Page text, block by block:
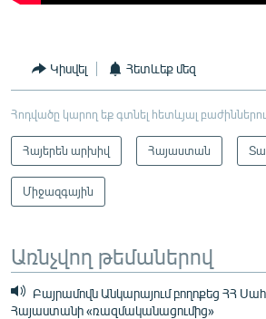
Կիսվել Հետևեք մեզ
Հոդվածը կարող եք գտնել հետևյալ
Հայերեն արխիվ Հայաստան
Միջազգային
Առնչվող թեմաներով
Բայրամովն Անկարայում բողոքեց ՀՀ
Հայաստանի «ռազմականացումից»